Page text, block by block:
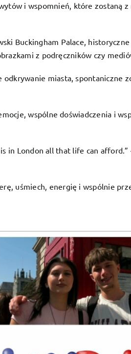
i wspomnień, które
Buckingham Palace,
z podręczników czy
miasta, spontaniczne
wspólne doświadczenia i
London all that life can
uśmiech, energię i wspólnie